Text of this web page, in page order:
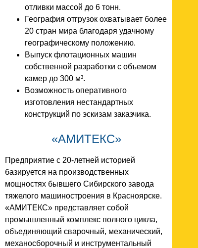
отливки массой до 6 тонн.
География отгрузок охватывает более
20 стран мира благодаря удачному
географическому положению.
Выпуск флотационных машин
собственной разработки с объемом
камер до 300 м³.
Возможность оперативного
изготовления нестандартных
конструкций по эскизам заказчика.
«АМИТЕКС»
Предприятие с 20-летней историей
базируется на производственных
мощностях бывшего Сибирского завода
тяжелого машиностроения в Красноярске.
«АМИТЕКС» представляет собой
промышленный комплекс полного цикла,
объединяющий сварочный, механический,
механосборочный и инструментальный